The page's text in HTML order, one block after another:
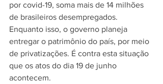
por covid-19, soma mais de 14 milhões
de brasileiros desempregados.
Enquanto isso, o governo planeja
entregar o patrimônio do país, por meio
de privatizações. É contra esta situação
que os atos do dia 19 de junho
acontecem.